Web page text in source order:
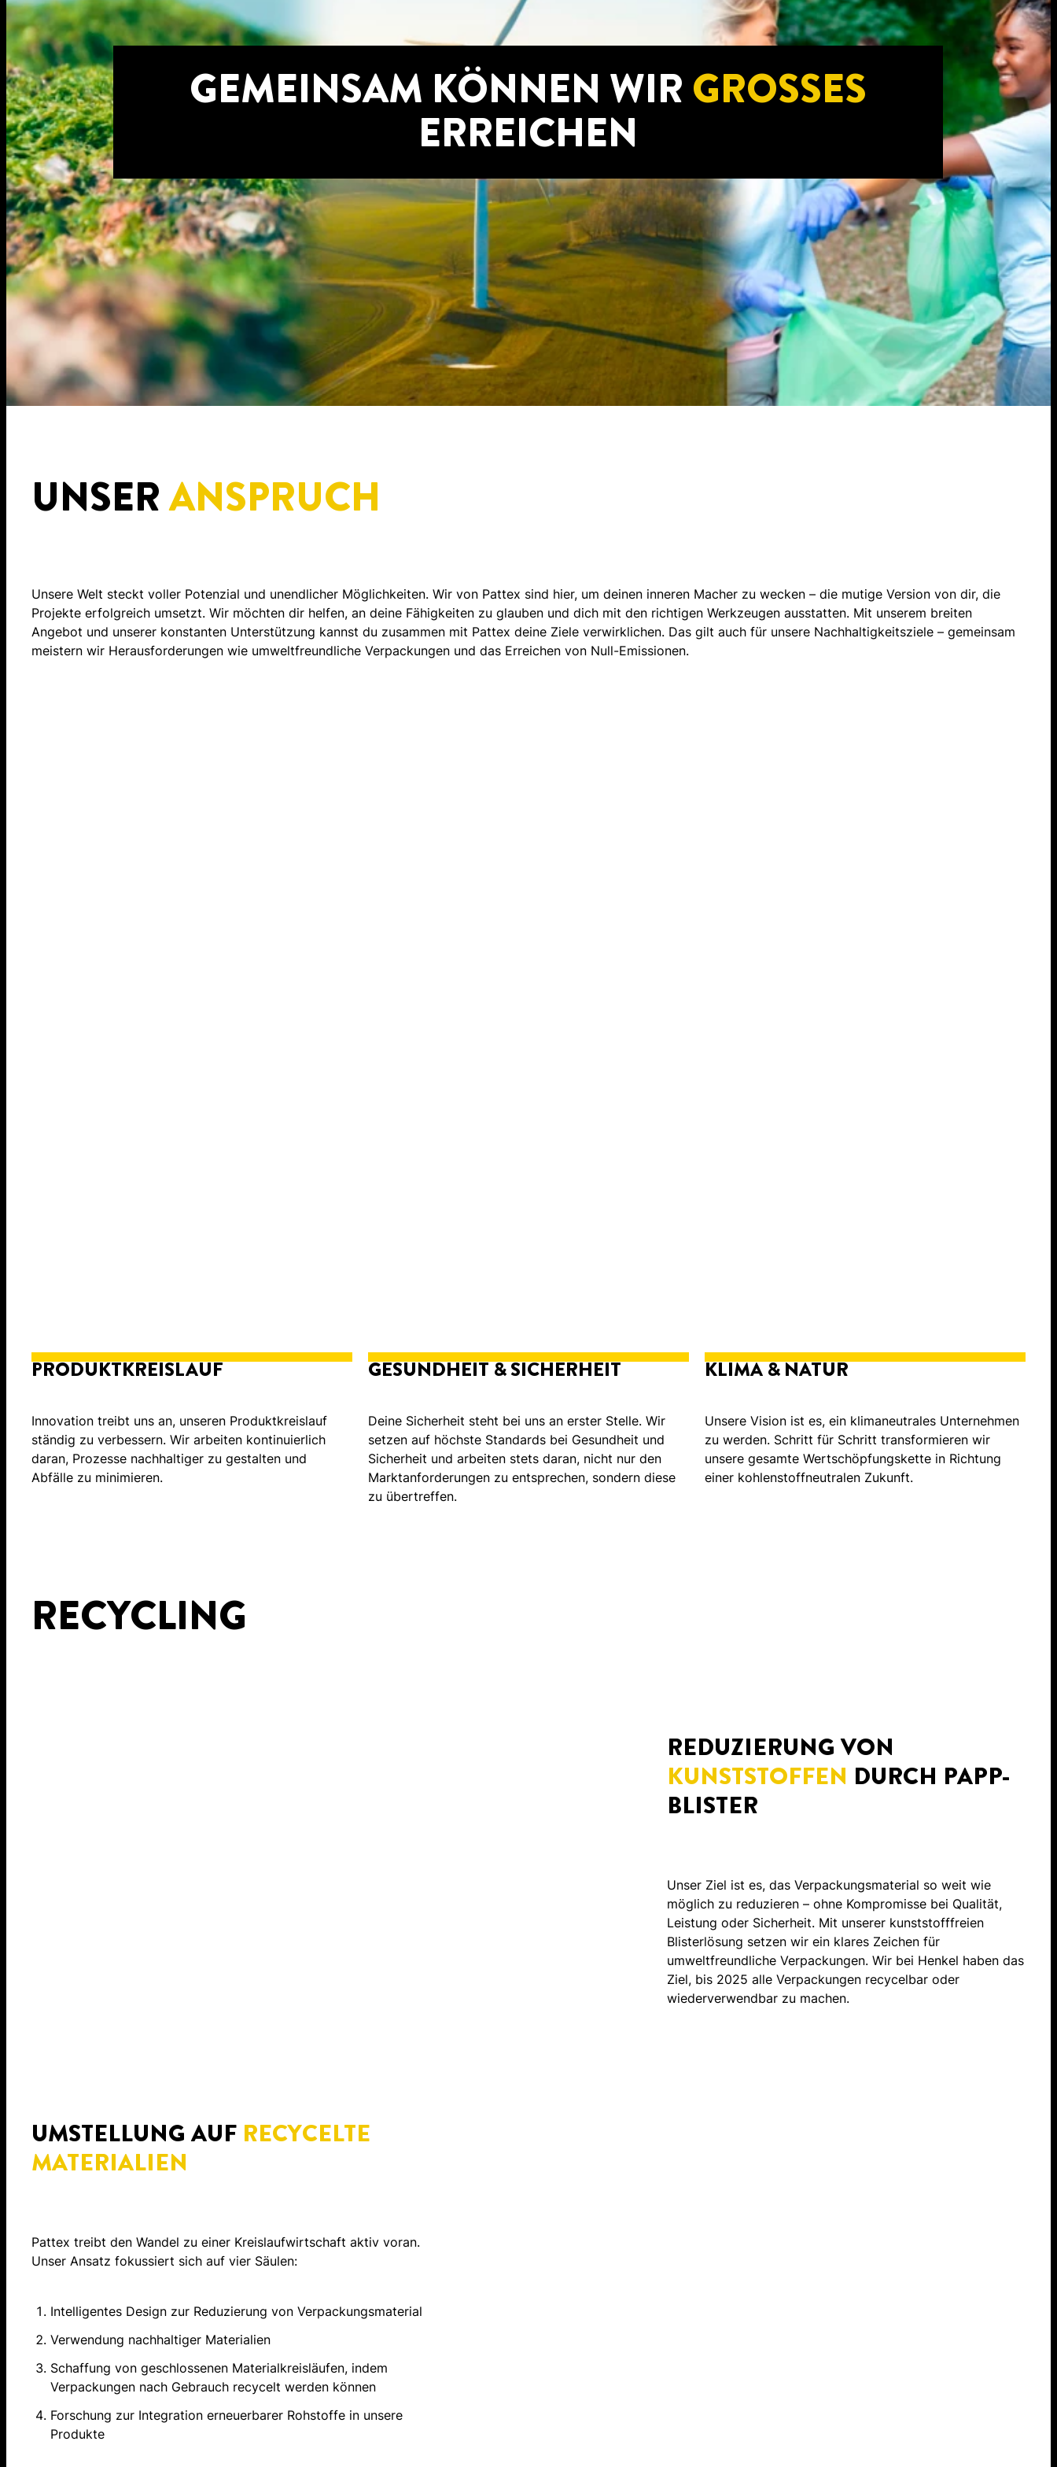
GEMEINSAM KÖNNEN WIR GROSSES
ERREICHEN
UNSERANSPRUCH
Unsere Welt steckt voller Potenzial und unendlicher Möglichkeiten. Wir von Pattex sind hier, um deinen inneren Macher zu wecken – die mutige Version von dir, die
Projekte erfolgreich umsetzt. Wir möchten dir helfen, an deine Fähigkeiten zu glauben und dich mit den richtigen Werkzeugen ausstatten. Mit unserem breiten
Angebot und unserer konstanten Unterstützung kannst du zusammen mit Pattex deine Ziele verwirklichen. Das gilt auch für unsere Nachhaltigkeitsziele – gemeinsam
meistern wir Herausforderungen wie umweltfreundliche Verpackungen und das Erreichen von Null-Emissionen.
PRODUKTKREISLAUF
Innovation treibt uns an, unseren Produktkreislauf
ständig zu verbessern. Wir arbeiten kontinuierlich
daran, Prozesse nachhaltiger zu gestalten und
Abfälle zu minimieren.
GESUNDHEIT & SICHERHEIT
Deine Sicherheit steht bei uns an erster Stelle. Wir
setzen auf höchste Standards bei Gesundheit und
Sicherheit und arbeiten stets daran, nicht nur den
Marktanforderungen zu entsprechen, sondern diese
zu übertreffen.
KLIMA & NATUR
Unsere Vision ist es, ein klimaneutrales Unternehmen
zu werden. Schritt für Schritt transformieren wir
unsere gesamte Wertschöpfungskette in Richtung
einer kohlenstoffneutralen Zukunft.
RECYCLING
REDUZIERUNG VON
KUNSTSTOFFEN DURCH PAPP-
BLISTER
Unser Ziel ist es, das Verpackungsmaterial so weit wie
möglich zu reduzieren – ohne Kompromisse bei Qualität,
Leistung oder Sicherheit. Mit unserer kunststofffreien
Blisterlösung setzen wir ein klares Zeichen für
umweltfreundliche Verpackungen. Wir bei Henkel haben das
Ziel, bis 2025 alle Verpackungen recycelbar oder
wiederverwendbar zu machen.
UMSTELLUNG AUF RECYCELTE
MATERIALIEN
Pattex treibt den Wandel zu einer Kreislaufwirtschaft aktiv voran.
Unser Ansatz fokussiert sich auf vier Säulen:
Intelligentes Design zur Reduzierung von Verpackungsmaterial
Verwendung nachhaltiger Materialien
Schaffung von geschlossenen Materialkreisläufen, indem
Verpackungen nach Gebrauch recycelt werden können
Forschung zur Integration erneuerbarer Rohstoffe in unsere
Produkte